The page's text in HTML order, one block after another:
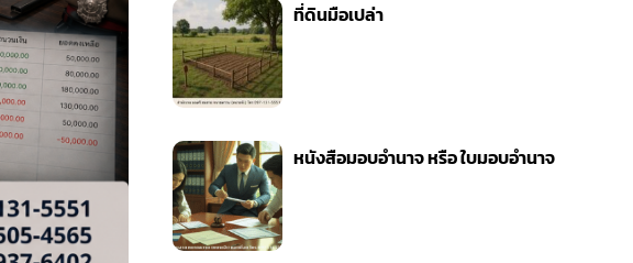
ที่ดินมือเปล่า
หนังสือมอบอำนาจ หรือ ใบมอบอำนาจ